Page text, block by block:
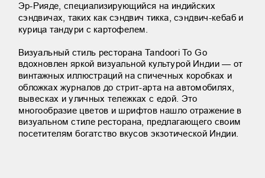
Эр-Рияде, специализирующийся на индийских
сэндвичах, таких как сэндвич тикка, сэндвич-кебаб и
курица тандури с картофелем.
Визуальный стиль ресторана Tandoori To Go
вдохновлен яркой визуальной культурой Индии — от
винтажных иллюстраций на спичечных коробках и
обложках журналов до стрит-арта на автомобилях,
вывесках и уличных тележках с едой. Это
многообразие цветов и шрифтов нашло отражение в
визуальном стиле ресторана, предлагающего своим
посетителям богатство вкусов экзотической Индии.